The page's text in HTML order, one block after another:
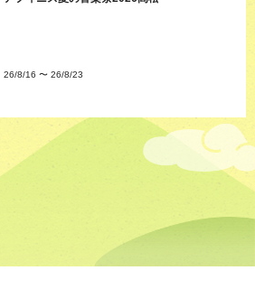
26/8/16 〜 26/8/23